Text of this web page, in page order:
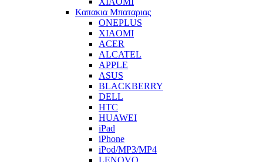
Καπακια Μπαταριας
ONEPLUS
XIAOMI
ACER
ALCATEL
APPLE
ASUS
BLACKBERRY
DELL
HTC
HUAWEI
iPad
iPhone
iPod/MP3/MP4
LENOVO